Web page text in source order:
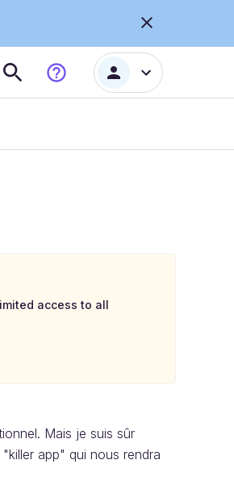
access to all
Mais je suis sûr
app" qui nous rendra